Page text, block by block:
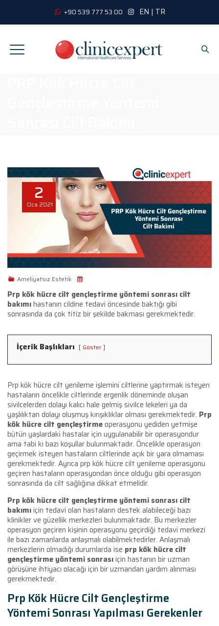
+90 539 777 53 00 EN | TR
2
Oca 2021
Ameliyatsız Estetik
Prp kök hücre cilt gençleştirme yöntemi sonrası cilt
bakımıhastanın cildine tedavi öncesinde baktığı gibi
sonrasında da çok titiz bir şekilde bakması gerekmektedir.
İçerik Başlıkları Göster
Prp kök hücre cilt yenileme işlemini ciltlerine yaptırmak isteyen
hastaların öncelikle ciltlerinde ergenlik döneminde oluşan
sivilcelerden dolayı kalıcı hale gelmiş sivilce lekeleri ya da
yaşlılıktan dolayı oluşmuş kırışıklıklar olması gerekmektedir. Prp
kök hücre cilt gençleştirmeoperasyonu yediden yetmişe
bütün yaşlardaki hastalar için uygulanabilir bir operasyondur
ama tabi ki bazı koşullar bulunmaktadır. Öncelikle operasyon
geçirmek isteyen hastaların ciltlerinde açık bir yara olmaması
gerekmektedir. Ayrıca prp kök hücre cilt yenileme operasyonu
geçiren hastaların operasyondan önce olduğu gibi operasyon
sonrasında da cilt sağlığına dikkat etmelidir.
Prp kök hücre cilt gençleştirme yöntemi sonrası cilt
bakımıiçin tedavi olan hastaların destek alabileceği bazı
klinikler ve güzellik merkezleri bulunmaktadır. Bu merkezler
operasyon geçiren kişinin operasyonu geçirdiği tedavi merkezi
ile bazı zamanlarda anlaşmalı olabilmektedirler. Anlaşmalı
merkezlerin olmadığı durumlarda ise prp kök hücre cilt
gençleştirme yöntemi sonrasıiçin hastanın bir uzman
görüşüne ihtiyacı olacağı için bir uzmandan yardım alınması
gerekmektedir.
Prp Kök Hücre Cilt Gençleştirme
Yöntemi Sonrası Yapılması Gerekenler